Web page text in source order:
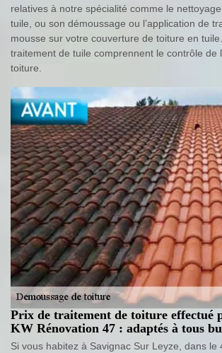
relatives à notre spécialité comme le
tuile, ou son démoussage ou l’application de
mousse sur votre couverture de toiture en
traitement de tuile comprennent le contrôle de
toiture.
Prix de traitement de toiture effectué
KW Rénovation 47 : adaptés à tous
Si vous habitez à Savignac Sur Leyze, dans le